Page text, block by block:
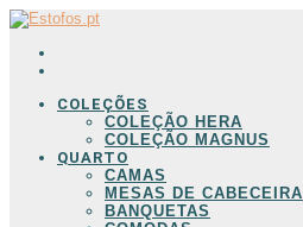
COLEÇÕES
COLEÇÃO HERA
COLEÇÃO MAGNUS
QUARTO
CAMAS
MESAS DE CABECEIRA
BANQUETAS